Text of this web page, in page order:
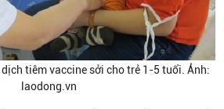
tiêm vaccine sởi cho trẻ 1-5 tuổi. Ảnh:
laodong.vn